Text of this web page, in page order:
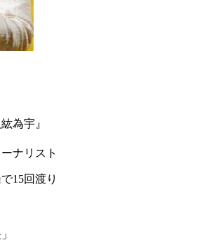
為宇』
ナリスト
15回渡り